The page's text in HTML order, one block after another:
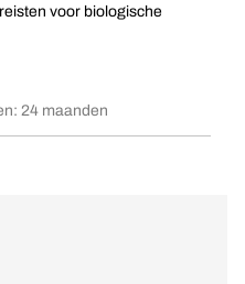
voor biologische
24 maanden